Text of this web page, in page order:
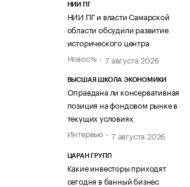
НИИ ПГ
НИИ ПГ и власти Самарской
области обсудили развитие
исторического центра
Новость
7 августа 2026
ВЫСШАЯ ШКОЛА ЭКОНОМИКИ
Оправдана ли консервативная
позиция на фондовом рынке в
текущих условиях
Интервью
7 августа 2026
ЦАРАН ГРУПП
Какие инвесторы приходят
сегодня в банный бизнес